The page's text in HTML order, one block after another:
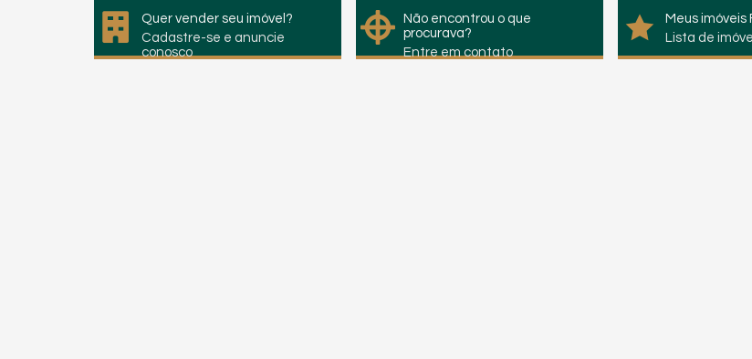
Quer vender seu imóvel?
Cadastre-se e anuncie
conosco
Não encontrou o que
procurava?
Entre em contato
Meus imóveis
Lista de